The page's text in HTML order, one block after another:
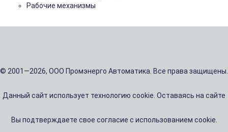
Рабочие механизмы
© 2001—2026, ООО Промэнерго Автоматика. Все права защищены.
Данный сайт использует технологию cookie. Оставаясь на сайте
Вы подтверждаете свое согласие с использованием cookie.